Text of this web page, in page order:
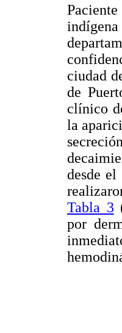
ciudad
de
clínico
la
desde
Tabla 3
por